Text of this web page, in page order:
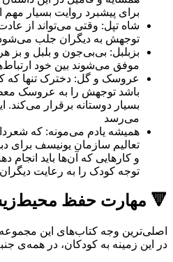
برای پیشبرد روایت بسیار
شاه تپل: وقتی می‌تواند از
توجهش به دیگران جلب می‌شود
بزبلبل: بی‌بی‌جون و بلبل و بز
موفق می‌شوند بین خود
عروسک و گل: دخترک تنها که
باشد توجهش را به عروسک
بسیار دوستانه برقرار می‌کند.
می‌رسد
همیشه یادم می‌مونه: که
تعالیم سازمان یونیسف برای
و کارهایی که آن‌ها باید انجام
توجه کودک را به رعایت
🔻 مهارت حفظ
اصلی‌ترین وجه کتاب‌های این
در این زمینه به کودکان، در همه‌ی